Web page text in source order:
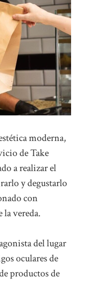
moderna,
de Take
a realizar el
y degustarlo
con
la vereda.
del lugar
oculares de
productos de